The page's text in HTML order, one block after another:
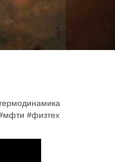
#физтех